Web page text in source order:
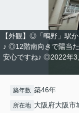
【外観】◎「鴫野」駅
♪ ◎12階南向きで陽当
安心ですね♪ ◎2022年3
築年数 築46年
所在地 大阪府大阪市